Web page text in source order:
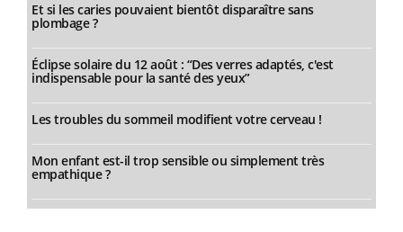
Et si les caries pouvaient bientôt disparaître sans
plombage ?
Éclipse solaire du 12 août : “Des verres adaptés, c'est
indispensable pour la santé des yeux”
Les troubles du sommeil modifient votre cerveau !
Mon enfant est-il trop sensible ou simplement très
empathique ?